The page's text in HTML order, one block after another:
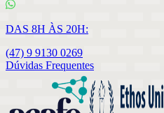
DAS 8H ÀS 20H:
(47) 9 9130 0269
Dúvidas Frequentes